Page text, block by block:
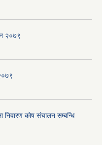
२०७९
निवारण कोष संचालन सम्बन्धि